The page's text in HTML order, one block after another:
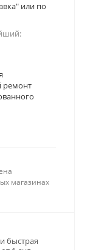
или по
ремонт
магазинах
быстрая